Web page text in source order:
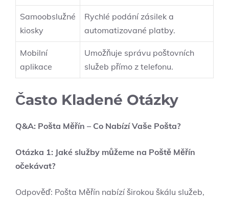
Samoobslužné
kiosky
Rychlé podání zásilek a
automatizované platby.
Mobilní
aplikace
Umožňuje správu poštovních
služeb přímo z telefonu.
Často Kladené Otázky
Q&A: Pošta Měřín – Co Nabízí Vaše Pošta?
Otázka 1: Jaké služby můžeme na Poště Měřín
očekávat?
Odpověď: Pošta Měřín nabízí širokou škálu služeb,